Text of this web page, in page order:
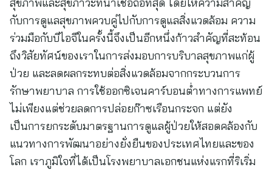
กับการดูแลสุขภาพควบคู่ไปกับการดูแลสิ่งแวดล้อม ความ
ร่วมมือกับบีไอจีในครั้งนี้จึงเป็นอีกหนึ่งก้าวสำคัญที่สะท้อน
ถึงวิสัยทัศน์ของเราในการส่งมอบการบริบาลสุขภาพแก่ผู้
ป่วย และลดผลกระทบต่อสิ่งแวดล้อมจากกระบวนการ
รักษาพยาบาล การใช้ออกซิเจนคาร์บอนต่ำทางการแพทย์
ไม่เพียงแต่ช่วยลดการปล่อยก๊าซเรือนกระจก แต่ยัง
เป็นการยกระดับมาตรฐานการดูแลผู้ป่วยให้สอดคล้องกับ
แนวทางการพัฒนาอย่างยั่งยืนของประเทศไทยและของ
โลก เราภูมิใจที่ได้เป็นโรงพยาบาลเอกชนแห่งแรกที่ริเริ่ม